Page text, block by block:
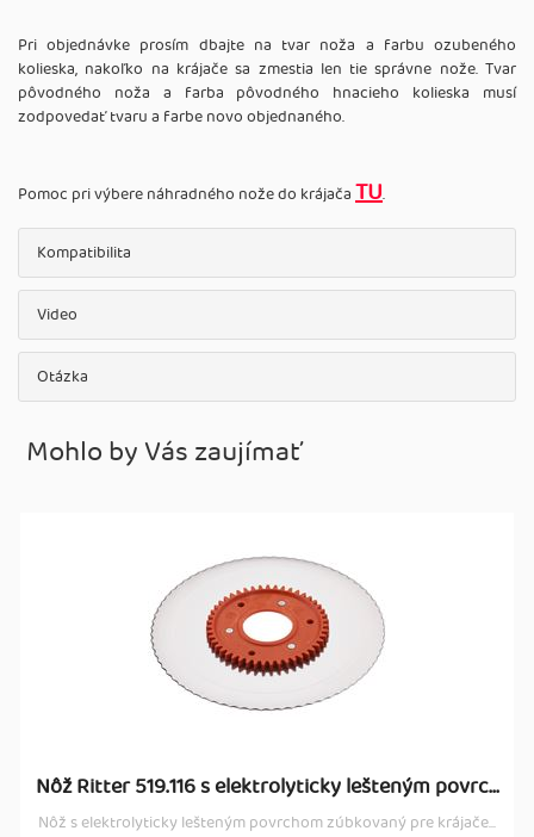
Pri objednávke prosím dbajte na tvar noža a farbu ozubeného
kolieska, nakoľko na krájače sa zmestia len tie správne nože. Tvar
pôvodného noža a farba pôvodného hnacieho kolieska musí
zodpovedať tvaru a farbe novo objednaného.
Pomoc pri výbere náhradného nože do krájačaTU.
Kompatibilita
Video
Otázka
Mohlo by Vás zaujímať
Nôž Ritter 519.116 s elektrolyticky lešteným povrc...
Nôž s elektrolyticky lešteným povrchom zúbkovaný pre krájače...